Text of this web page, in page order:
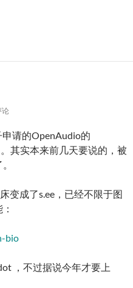
论
请的OpenAudio的
其实本来前几天要说的，被
变成了s.ee，已经不限于图
bio
，不过据说今年才要上